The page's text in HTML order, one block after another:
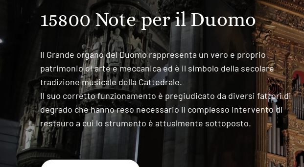
15800 Note per il Duomo
Il Grande organo del Duomo rappresenta un vero e proprio
patrimonio di arte e meccanica ed è il simbolo della secolare
tradizione musicale della Cattedrale.
Il suo corretto funzionamento è pregiudicato da diversi fattori di
degrado che hanno reso necessario il complesso intervento di
restauro a cui lo strumento è attualmente sottoposto.